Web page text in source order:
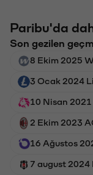
Paribu'da
Son gezilen
8 Ekim 2025
3 Ocak 2024
10 Nisan
2 Ekim 2023
16 Ağustos
7 august 2024